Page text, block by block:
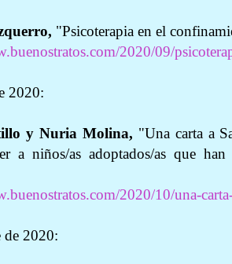
"Psicoterapia en el
2020/09/
2020:
y Nuria Molina, "Una carta a
a niños/as adoptados/as que
2020/10/una-
de 2020: